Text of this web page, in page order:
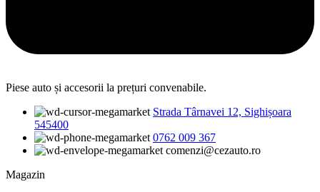
Piese auto și accesorii la prețuri convenabile.
Strada Târnavei 12, Sighișoara
545400
0762 009 367
comenzi@cezauto.ro
Magazin